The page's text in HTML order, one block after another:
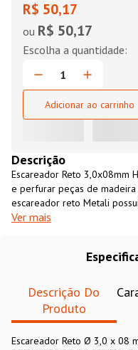
R$ 50,17
ou R$ 50,17
Adicionar ao carrinho
Descrição
Escareador Reto 3,0x08mm
e perfurar peças de
escareador reto Metali
proporciona maior
compensados, entre outros.
Ver mais
Descrição Do
Produto
Escareador Reto Ø 3,0 x 08